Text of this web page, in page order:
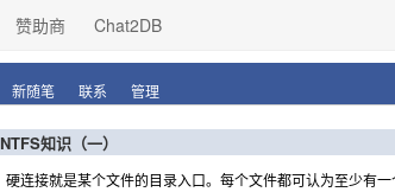
赞助商 Chat2DB
新随笔 联系 管理
NTFS知识（一）
硬连接就是某个文件的目录入口。每个文件都可认为至少有